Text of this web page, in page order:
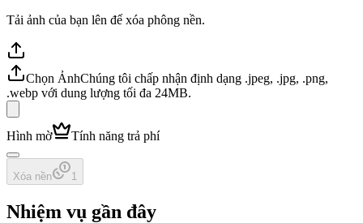
Tải ảnh của bạn lên để xóa phông nền.
Chọn ẢnhChúng tôi chấp nhận định dạng .jpeg, .jpg, .png,
.webp với dung lượng tối đa 24MB.
Hình mờ Tính năng trả phí
Xóa nền 1
Nhiệm vụ gần đây